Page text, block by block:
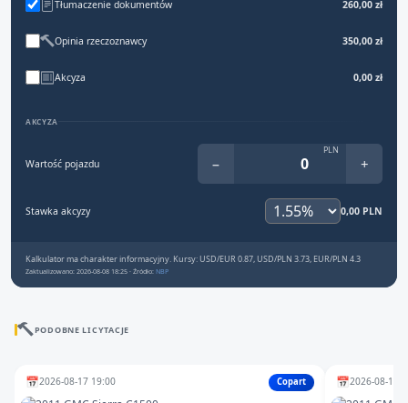
Tłumaczenie dokumentów 260,00 zł
Opinia rzeczoznawcy 350,00 zł
Akcyza 0,00 zł
AKCYZA
Wartość pojazdu −
PLN
+
Stawka akcyzy 0,00 PLN
Kalkulator ma charakter informacyjny. Kursy: USD/EUR 0.87, USD/PLN 3.73, EUR/PLN 4.3
Zaktualizowano: 2026-08-08 18:25 · Źródło: NBP
PODOBNE LICYTACJE
📅2026-08-17 19:00 Copart 📅2026-08-13